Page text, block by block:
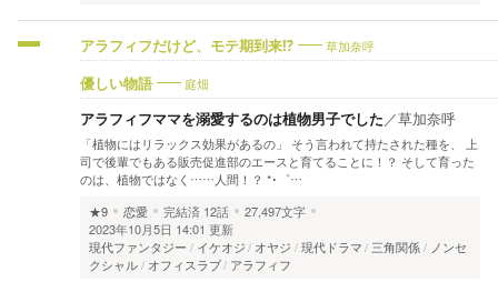
アラフィフだけど、モテ期到来⁉︎ 草加奈呼
優しい物語 庭畑
アラフィフママを溺愛するのは植物男子でした ／草加奈呼
「植物にはリラックス効果があるの」 そう言われて持たされた種を、 上
司で後輩でもある販売促進部のエースと育てることに！？ そして育った
のは、植物ではなく……人間！？ *･゜…
★9
恋愛 完結済 12話
27,497文字
2023年10月5日 14:01 更新
現代ファンタジー
イケオジ オヤジ 現代ドラマ 三角関係
ノンセ
クシャル
オフィスラブ アラフィフ